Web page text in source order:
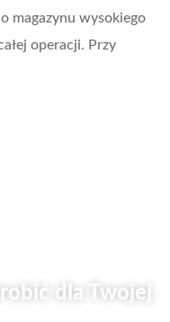
magazynu wysokiego
operacji. Przy
dla Twojej